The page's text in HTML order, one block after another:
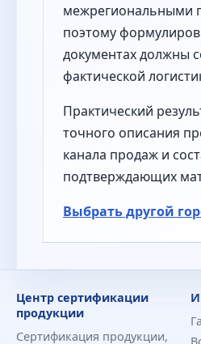
межрегиональными
поэтому
документах должны
фактической
Практический
точного описания
канала продаж и
подтверждающих
Выбрать другой
Центр сертификации
продукции
Сертификация продукции,